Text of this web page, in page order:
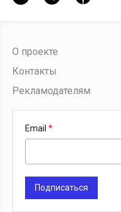
О проекте
Контакты
Рекламодателям
Email
Подписаться